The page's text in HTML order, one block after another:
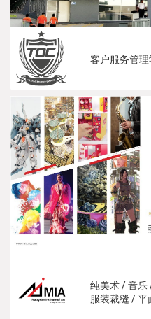
客户服务管
纯美术 / 音
服装裁缝 /